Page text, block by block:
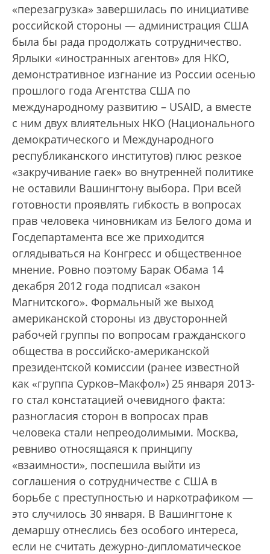
«перезагрузка» завершилась по инициативе
российской стороны — администрация США
была бы рада продолжать сотрудничество.
Ярлыки «иностранных агентов» для НКО,
демонстративное изгнание из России осенью
прошлого года Агентства США по
международному развитию – USAID, а вместе
с ним двух влиятельных НКО (Национального
демократического и Международного
республиканского институтов) плюс резкое
«закручивание гаек» во внутренней политике
не оставили Вашингтону выбора. При всей
готовности проявлять гибкость в вопросах
прав человека чиновникам из Белого дома и
Госдепартамента все же приходится
оглядываться на Конгресс и общественное
мнение. Ровно поэтому Барак Обама 14
декабря 2012 года подписал «закон
Магнитского». Формальный же выход
американской стороны из двусторонней
рабочей группы по вопросам гражданского
общества в российско-американской
президентской комиссии (ранее известной
как «группа Сурков–Макфол») 25 января 2013-
го стал констатацией очевидного факта:
разногласия сторон в вопросах прав
человека стали непреодолимыми. Москва,
ревниво относящаяся к принципу
«взаимности», поспешила выйти из
соглашения о сотрудничестве с США в
борьбе с преступностью и наркотрафиком —
это случилось 30 января. В Вашингтоне к
демаршу отнеслись без особого интереса,
если не считать дежурно-дипломатическое